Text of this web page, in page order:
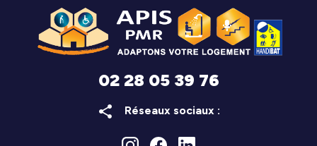
02 28 05 39 76
share Réseaux sociaux :